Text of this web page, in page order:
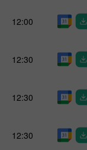
12:00
12:30
12:30
12:30